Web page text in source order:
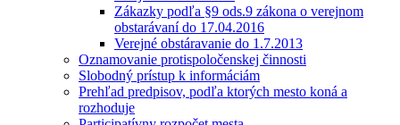
Zákazky podľa §9 ods.9 zákona o verejnom
obstarávaní do 17.04.2016
Verejné obstáravanie do 1.7.2013
Oznamovanie protispoločenskej činnosti
Slobodný prístup k informáciám
Prehľad predpisov, podľa ktorých mesto koná a
rozhoduje